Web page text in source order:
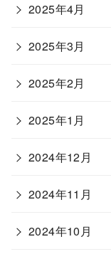
2025年4月
2025年3月
2025年2月
2025年1月
2024年12月
2024年11月
2024年10月